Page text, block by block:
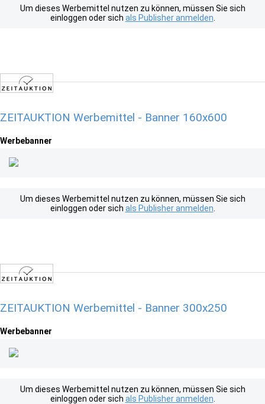
Um dieses Werbemittel nutzen zu können, müssen Sie sich
einloggen oder sich als Publisher anmelden
ZEITAUKTION Werbemittel - Banner 160x600
Werbebanner
Um dieses Werbemittel nutzen zu können, müssen Sie sich
einloggen oder sich als Publisher anmelden
ZEITAUKTION Werbemittel - Banner 300x250
Werbebanner
Um dieses Werbemittel nutzen zu können, müssen Sie sich
einloggen oder sich als Publisher anmelden